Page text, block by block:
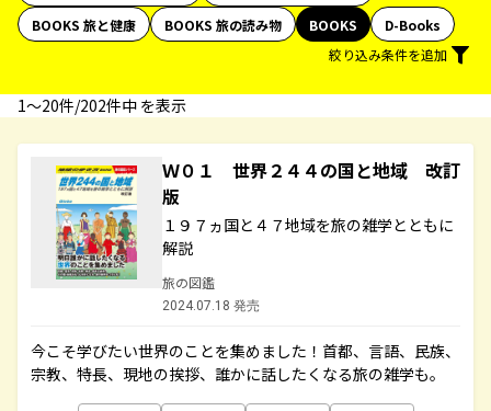
BOOKS 旅と健康
BOOKS 旅の読み物 BOOKS
D-Books
絞り込み条件を追加
1〜20件/202件中 を表示
Ｗ０１ 世界２４４の国と地域 改訂
版
１９７ヵ国と４７地域を旅の雑学とともに
解説
旅の図鑑
2024.07.18 発売
今こそ学びたい世界のことを集めました！首都、言語、民族、
宗教、特長、現地の挨拶、誰かに話したくなる旅の雑学も。